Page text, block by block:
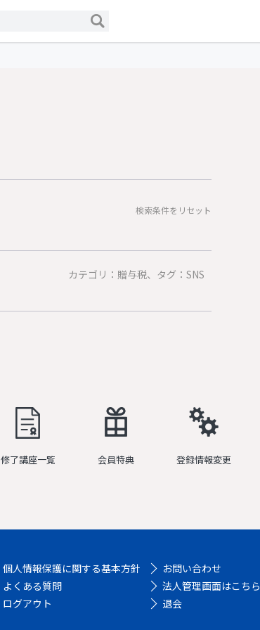
検索条件をリセット
カテゴリ：贈与税、タグ：SNS
修了講座一覧 会員特典 登録情報変更
個人情報保護に関する基本方針
よくある質問
ログアウト
お問い合わせ
法人管理画面はこちら
退会